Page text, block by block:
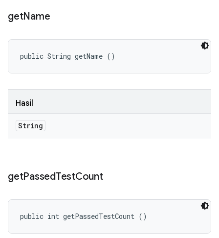
getName
public String getName ()
Hasil
String
getPassedTestCount
public int getPassedTestCount ()